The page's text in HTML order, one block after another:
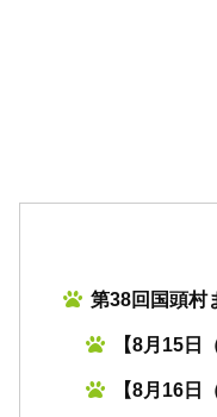
第38回国頭村
【8月15日
【8月16日